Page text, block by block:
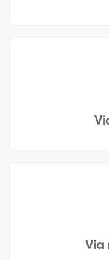
Via